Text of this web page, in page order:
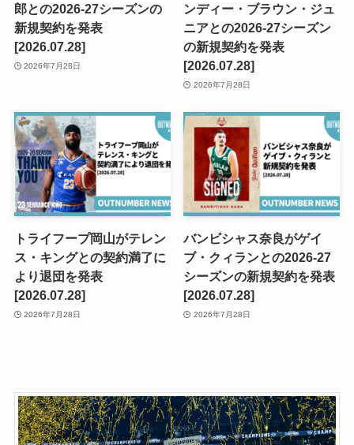
郎との2026-27シーズンの
新規契約を発表
[2026.07.28]
2026年7月28日
ンディー・ブラウン・ジュ
ニアとの2026-27シーズン
の新規契約を発表
[2026.07.28]
2026年7月28日
トライフープ岡山がテレン
ス・キングとの契約満了に
より退団を発表
[2026.07.28]
2026年7月28日
バンビシャス奈良がゲイ
ブ・クィランとの2026-27
シーズンの新規契約を発表
[2026.07.28]
2026年7月28日